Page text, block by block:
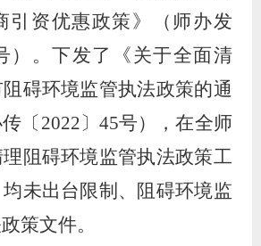
引资优惠政策》（师办发
）。下发了《关于全面清
碍环境监管执法政策的通
〔 2022〕 45号），在全师
阻碍环境监管执法政策工
未出台限制、阻碍环境监
策文件。